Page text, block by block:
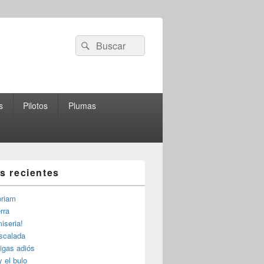
Buscar
por:
Buscar
Pilotos Plumas
recientes
adiós
el bulo